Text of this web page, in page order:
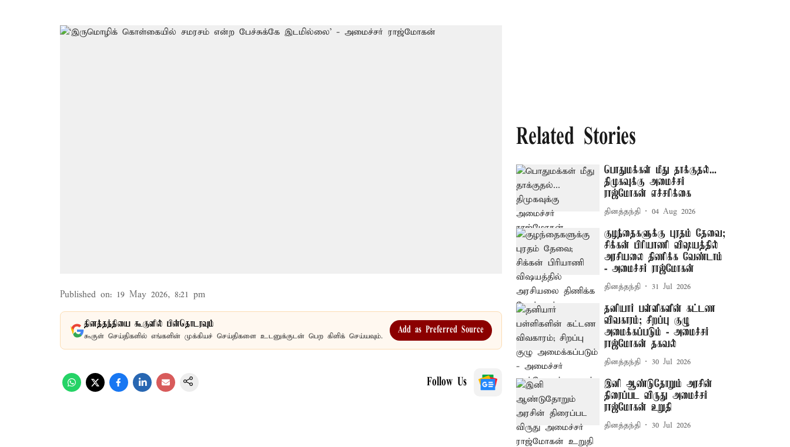
Published on: 19 May 2026, 8:21 pm
தினத்தந்தியை கூகுளில் பின்தொடரவும்
கூகுள் செய்திகளில் எங்களின் முக்கியச் செய்திகளை உடனுக்குடன் பெற கிளிக் செய்யவும்.
Add as Preferred Source
Follow Us
Related Stories
பொதுமக்கள் மீது தாக்குதல்...
திமுகவுக்கு அமைச்சர்
ராஜ்மோகன் எச்சரிக்கை
தினத்தந்தி 04 Aug 2026
குழந்தைகளுக்கு புரதம் தேவை;
சிக்கன் பிரியாணி விஷயத்தில்
அரசியலை திணிக்க வேண்டாம்
- அமைச்சர் ராஜ்மோகன்
தினத்தந்தி 31 Jul 2026
தனியார் பள்ளிகளின் கட்டண
விவகாரம்; சிறப்பு குழு
அமைக்கப்படும் - அமைச்சர்
ராஜ்மோகன் தகவல்
தினத்தந்தி 30 Jul 2026
இனி ஆண்டுதோறும் அரசின்
திரைப்பட விருது அமைச்சர்
ராஜ்மோகன் உறுதி
தினத்தந்தி 30 Jul 2026